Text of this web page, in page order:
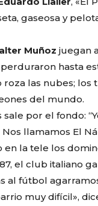
gaseosa y
Muñoz juegan
hasta
las nubes; los
del mundo.
sale por el fondo:
Nos llamamos El
en la tele los
el club italiano
al fútbol
muy difícil»,